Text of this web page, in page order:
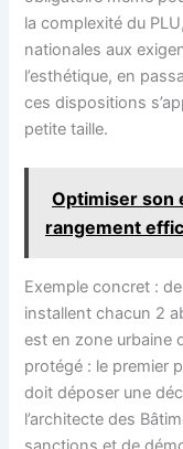
la complexité du
nationales aux
l’esthétique, en
ces dispositions
petite taille.
Optimiser son
rangement
Exemple concret :
installent chacun 2
est en zone urbaine
protégé : le premier
doit déposer une
l’architecte des